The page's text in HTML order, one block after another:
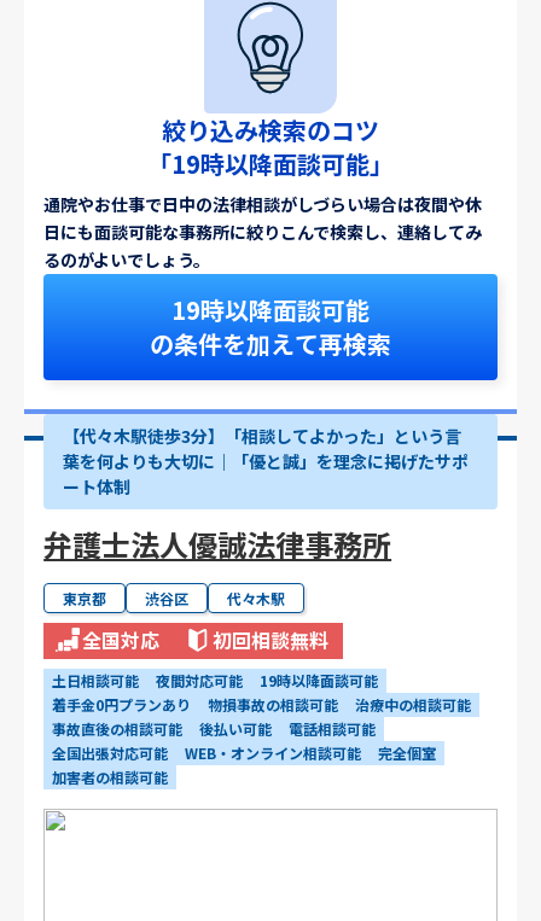
絞り込み検索のコツ
「19時以降面談可能」
通院やお仕事で日中の法律相談がしづらい場合は夜間や休
日にも面談可能な事務所に絞りこんで検索し、連絡してみ
るのがよいでしょう。
19時以降面談可能
の条件を加えて再検索
【代々木駅徒歩3分】「相談してよかった」という言
葉を何よりも大切に｜「優と誠」を理念に掲げたサポ
ート体制
弁護士法人優誠法律事務所
東京都 渋谷区 代々木駅
全国対応 初回相談無料
土日相談可能 夜間対応可能
19時以降面談可能
着手金0円プランあり
物損事故の相談可能
治療中の相談可能
事故直後の相談可能
後払い可能
電話相談可能
全国出張対応可能
WEB・オンライン相談可能
完全個室
加害者の相談可能